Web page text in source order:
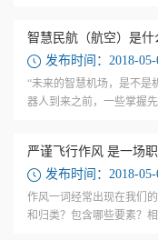
智慧民航（航空）是什
发布时间：2018-05-
“未来的智慧机场，是不是
器人到来之前，一些掌握
严谨飞行作风 是一场
发布时间：2018-05-
作风一词经常出现在我们
和归类？包含哪些要素？